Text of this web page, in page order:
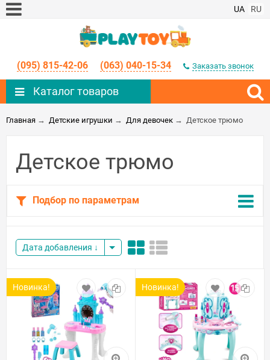
UA RU
(095) 815-42-06 (063) 040-15-34 Заказать звонок
Каталог товаров
Главная → Детские игрушки → Для девочек → Детское трюмо
Детское трюмо
Подбор по параметрам
Дата добавления
Новинка! Новинка!